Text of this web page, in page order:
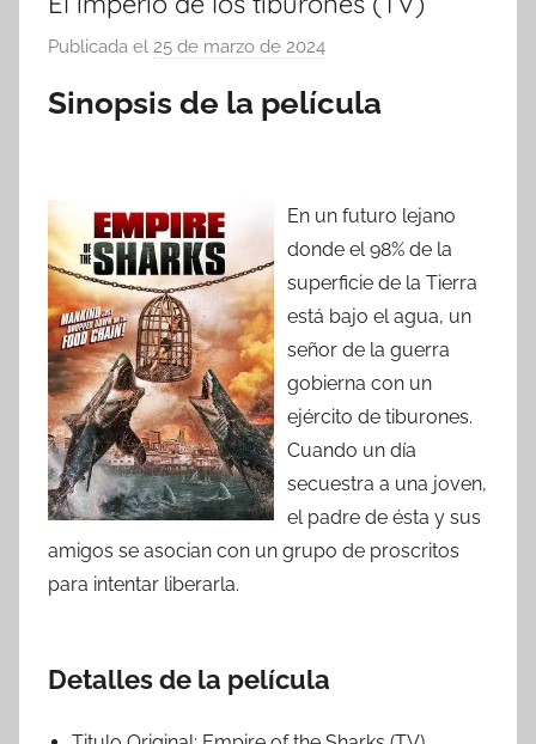
Publicada el 25 de marzo de 2024
r
Sinopsis de la película
En un futuro lejano
donde el 98% de la
superficie de la Tierra
está bajo el agua, un
señor de la guerra
gobierna con un
ejército de tiburones.
Cuando un día
secuestra a una joven,
el padre de ésta y sus
amigos se asocian con un grupo de proscritos
para intentar liberarla.
Detalles de la película